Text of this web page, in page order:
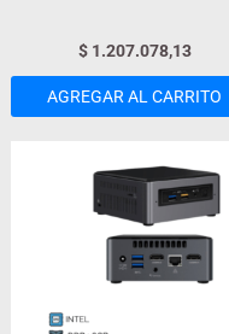
$1.207.078,13
AGREGAR AL CARRITO